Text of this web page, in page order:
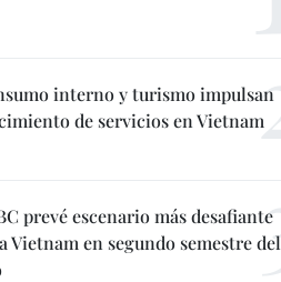
interno y turismo impulsan
de servicios en Vietnam
prevé escenario más desafiante
Vietnam en segundo semestre del